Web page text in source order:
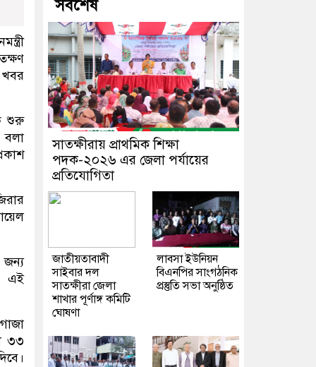
খবর
শুরু
বলা
জন্য
এই
৩৩
সর্বশেষ
সাতক্ষীরায় প্রাথমিক শিক্ষা
পদক-২০২৬ এর জেলা পর্যায়ের
প্রতিযোগিতা
জাতীয়তাবাদী
সাইবার দল
সাতক্ষীরা জেলা
শাখার পূর্ণাঙ্গ কমিটি
ঘোষণা
লাবসা ইউনিয়ন
বিএনপির সাংগঠনিক
প্রস্তুতি সভা অনুষ্ঠিত